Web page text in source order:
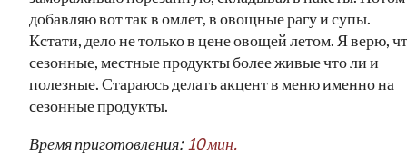
добавляю вот так в омлет, в овощные рагу и супы.
Кстати, дело не только в цене овощей летом. Я верю,
сезонные, местные продукты более живые что ли и
полезные. Стараюсь делать акцент в меню именно на
сезонные продукты.
Время приготовления: 10 мин.